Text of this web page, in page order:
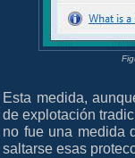
Esta medida,
de explotación
no fue una medida
saltarse esas